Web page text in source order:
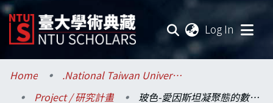
Log In
Communities & Collections
Home
.National Taiwan University / 國立臺灣大學
Project / 研究計畫
玻色-愛因斯坦凝聚態的數學理論(II)—亮/暗孤立子的計算(3/3)